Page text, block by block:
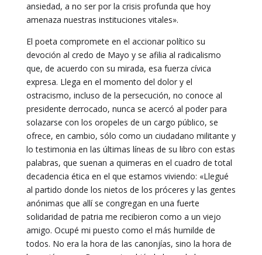
ansiedad, a no ser por la crisis profunda que hoy
amenaza nuestras instituciones vitales».
El poeta compromete en el accionar político su
devoción al credo de Mayo y se afilia al radicalismo
que, de acuerdo con su mirada, esa fuerza cívica
expresa. Llega en el momento del dolor y el
ostracismo, incluso de la persecución, no conoce al
presidente derrocado, nunca se acercó al poder para
solazarse con los oropeles de un cargo público, se
ofrece, en cambio, sólo como un ciudadano militante y
lo testimonia en las últimas líneas de su libro con estas
palabras, que suenan a quimeras en el cuadro de total
decadencia ética en el que estamos viviendo: «Llegué
al partido donde los nietos de los próceres y las gentes
anónimas que allí se congregan en una fuerte
solidaridad de patria me recibieron como a un viejo
amigo. Ocupé mi puesto como el más humilde de
todos. No era la hora de las canonjías, sino la hora de